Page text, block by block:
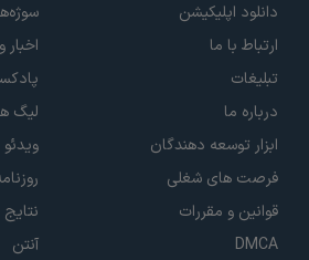
دانلود اپلیکیشن
ارتباط با ما
تبلیغات
درباره ما
ابزار توسعه دهندگان
فرصت های شغلی
قوانین و مقررات
DMCA
لیگ
ویدئو
نتایج
آنتن